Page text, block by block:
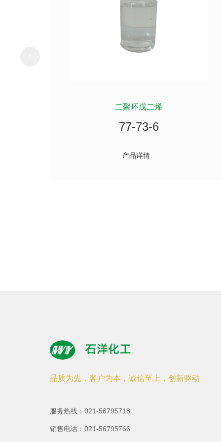
二聚环戊二烯
77-73-6
产品详情
品质为先，客户为本，诚信至上，创新驱动
服务热线：021-56795718
销售电话：021-56795766